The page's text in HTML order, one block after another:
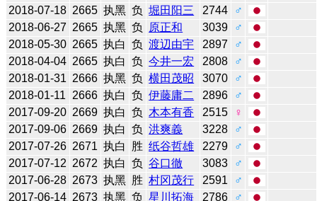
2018-07-18 2665 执黑 负 堀田阳三 2744
♂
2018-06-27 2665 执黑 负 原正和 3039
♂
2018-05-30 2665 执白 负 渡辺由宇 2897
♂
2018-04-04 2665 执白 负 今井一宏 2808
♂
2018-01-31 2666 执黑 负 横田茂昭 3070
♂
2018-01-11
2666 执白 负 伊藤庸二 2896
♂
2017-09-20 2669 执白 负 木本有香 2515
♀
2017-09-06 2669 执白 负 洪爽義 3228
♂
2017-07-26 2671 执白 胜 纸谷哲雄 2279
♂
2017-07-12 2672 执白 负 谷口徹 3083
♂
2017-06-28 2673 执黑 胜 村冈茂行 2591
♂
2017-06-14 2673 执黑 负 星川拓海 2786 ♂